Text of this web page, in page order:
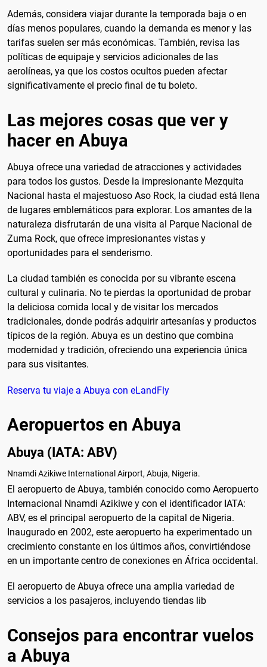
Además, considera viajar durante la temporada baja o en
días menos populares, cuando la demanda es menor y las
tarifas suelen ser más económicas. También, revisa las
políticas de equipaje y servicios adicionales de las
aerolíneas, ya que los costos ocultos pueden afectar
significativamente el precio final de tu boleto.
Las mejores cosas que ver y
hacer en Abuya
Abuya ofrece una variedad de atracciones y actividades
para todos los gustos. Desde la impresionante Mezquita
Nacional hasta el majestuoso Aso Rock, la ciudad está llena
de lugares emblemáticos para explorar. Los amantes de la
naturaleza disfrutarán de una visita al Parque Nacional de
Zuma Rock, que ofrece impresionantes vistas y
oportunidades para el senderismo.
La ciudad también es conocida por su vibrante escena
cultural y culinaria. No te pierdas la oportunidad de probar
la deliciosa comida local y de visitar los mercados
tradicionales, donde podrás adquirir artesanías y productos
típicos de la región. Abuya es un destino que combina
modernidad y tradición, ofreciendo una experiencia única
para sus visitantes.
Reserva tu viaje a Abuya con eLandFly
Aeropuertos en Abuya
Abuya (IATA: ABV)
Nnamdi Azikiwe International Airport, Abuja, Nigeria.
El aeropuerto de Abuya, también conocido como Aeropuerto
Internacional Nnamdi Azikiwe y con el identificador IATA:
ABV, es el principal aeropuerto de la capital de Nigeria.
Inaugurado en 2002, este aeropuerto ha experimentado un
crecimiento constante en los últimos años, convirtiéndose
en un importante centro de conexiones en África occidental.
El aeropuerto de Abuya ofrece una amplia variedad de
servicios a los pasajeros, incluyendo tiendas lib
Consejos para encontrar vuelos
a Abuya